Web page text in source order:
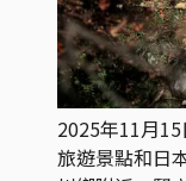
2025年11月
旅遊景點和日